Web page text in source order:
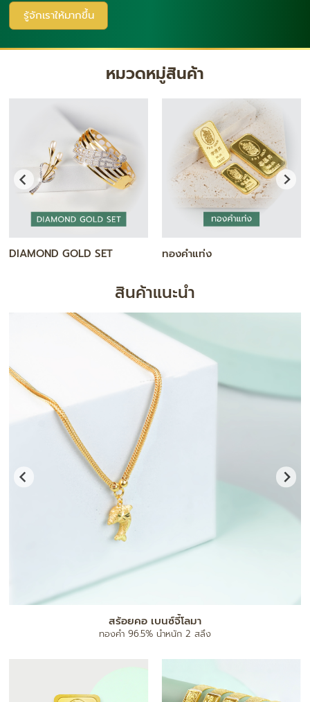
รู้จักเราให้มากขึ้น
หมวดหมู่สินค้า
สร้อยคอ กำไล / สร้อยข้อมือ
สินค้าแนะนำ
แผ่นทองมงคล
ทองคำ 96.5% น้ำหนัก 0.1 กรัม